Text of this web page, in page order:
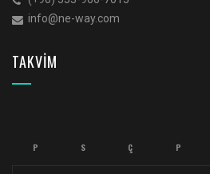
info@ne-way.com
TAKVİM
P S Ç P